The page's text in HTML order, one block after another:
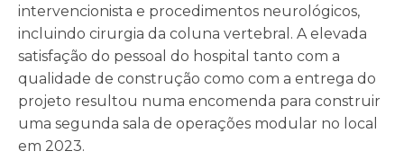
intervencionista e procedimentos neurológicos,
incluindo cirurgia da coluna vertebral. A elevada
satisfação do pessoal do hospital tanto com a
qualidade de construção como com a entrega do
projeto resultou numa encomenda para construir
uma segunda sala de operações modular no local
em 2023.